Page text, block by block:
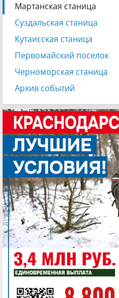
Мартанская станица
Суздальская станица
Кутаисская станица
Первомайский поселок
Черноморская станица
Архив событий